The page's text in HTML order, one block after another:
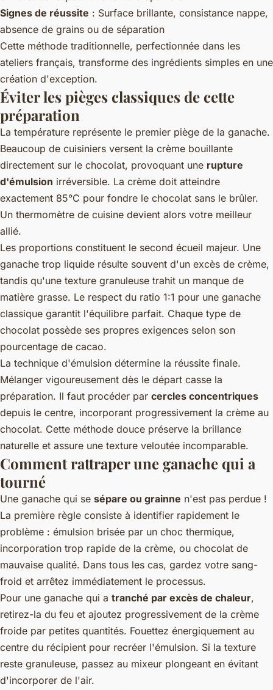
Signes de réussite : Surface brillante, consistance nappe,
absence de grains ou de séparation
Cette méthode traditionnelle, perfectionnée dans les
ateliers français, transforme des ingrédients simples en une
création d'exception.
Éviter les pièges classiques de cette
préparation
La température représente le premier piège de la ganache.
Beaucoup de cuisiniers versent la crème bouillante
directement sur le chocolat, provoquant une rupture
d'émulsion irréversible. La crème doit atteindre
exactement 85°C pour fondre le chocolat sans le brûler.
Un thermomètre de cuisine devient alors votre meilleur
allié.
Les proportions constituent le second écueil majeur. Une
ganache trop liquide résulte souvent d'un excès de crème,
tandis qu'une texture granuleuse trahit un manque de
matière grasse. Le respect du ratio 1:1 pour une ganache
classique garantit l'équilibre parfait. Chaque type de
chocolat possède ses propres exigences selon son
pourcentage de cacao.
La technique d'émulsion détermine la réussite finale.
Mélanger vigoureusement dès le départ casse la
préparation. Il faut procéder par cercles concentriques
depuis le centre, incorporant progressivement la crème au
chocolat. Cette méthode douce préserve la brillance
naturelle et assure une texture veloutée incomparable.
Comment rattraper une ganache qui a
tourné
Une ganache qui se sépare ou grainne n'est pas perdue !
La première règle consiste à identifier rapidement le
problème : émulsion brisée par un choc thermique,
incorporation trop rapide de la crème, ou chocolat de
mauvaise qualité. Dans tous les cas, gardez votre sang-
froid et arrêtez immédiatement le processus.
Pour une ganache qui a tranché par excès de chaleur,
retirez-la du feu et ajoutez progressivement de la crème
froide par petites quantités. Fouettez énergiquement au
centre du récipient pour recréer l'émulsion. Si la texture
reste granuleuse, passez au mixeur plongeant en évitant
d'incorporer de l'air.